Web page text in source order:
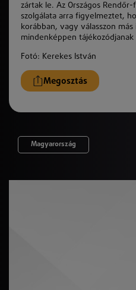
zártak le. Az Országos
szolgálata arra figyelmeztet,
korábban, vagy válasszon
mindenképpen
Fotó: Kerekes István
Megosztás
Magyarország